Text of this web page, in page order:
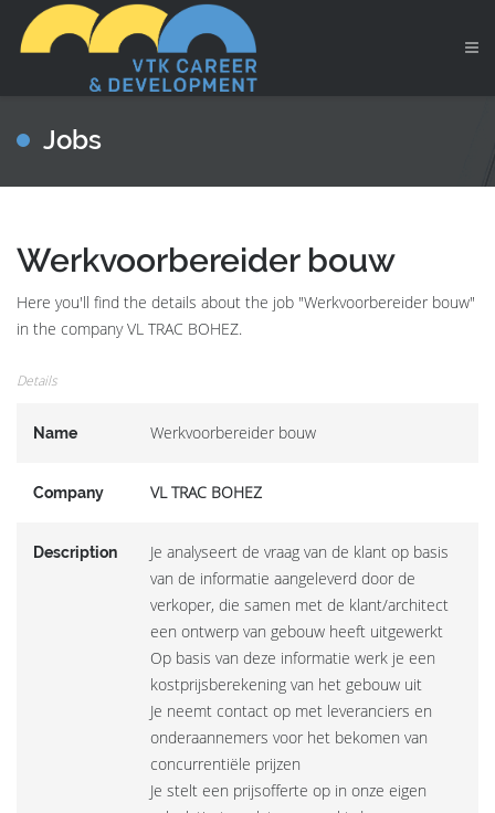
Jobs
Werkvoorbereider bouw
Here you'll find the details about the job "Werkvoorbereider bouw"
in the company VL TRAC BOHEZ.
Details
Name Werkvoorbereider bouw
Company VL TRAC BOHEZ
Description
Je analyseert de vraag van de klant op basis
van de informatie aangeleverd door de
verkoper, die samen met de klant/architect
een ontwerp van gebouw heeft uitgewerkt
Op basis van deze informatie werk je een
kostprijsberekening van het gebouw uit
Je neemt contact op met leveranciers en
onderaannemers voor het bekomen van
concurrentiële prijzen
Je stelt een prijsofferte op in onze eigen